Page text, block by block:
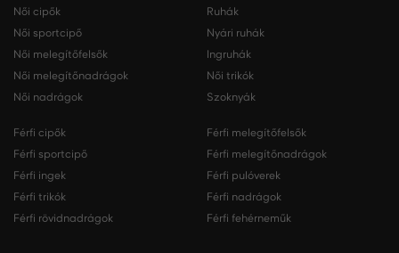
Női cipők
Női sportcipő
Női melegítőfelsők
Női melegítőnadrágok
Női nadrágok
Ruhák
Nyári ruhák
Ingruhák
Női trikók
Szoknyák
Férfi cipők
Férfi sportcipő
Férfi ingek
Férfi trikók
Férfi rövidnadrágok
Férfi melegítőfelsők
Férfi melegítőnadrágok
Férfi pulóverek
Férfi nadrágok
Férfi fehérneműk